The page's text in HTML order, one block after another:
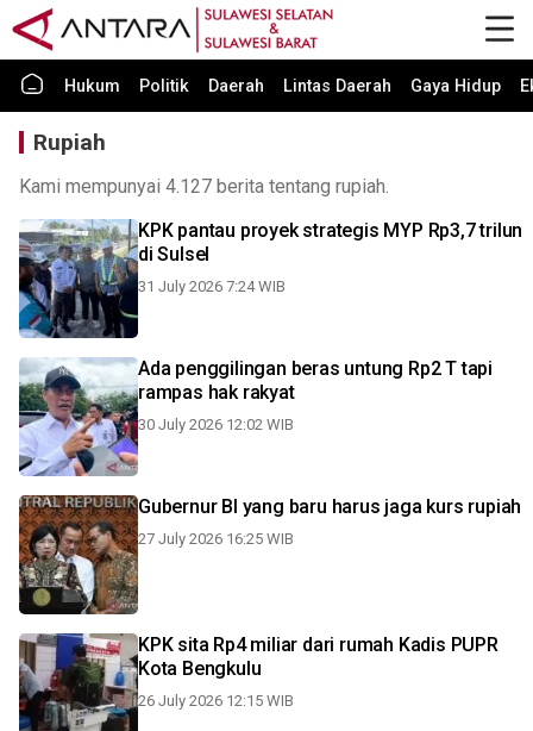
Hukum Politik Daerah Lintas Daerah Gaya Hidup
Rupiah
Kami mempunyai 4.127 berita tentang rupiah.
KPK pantau proyek strategis MYP Rp3,7 trilun
di Sulsel
31 July 2026 7:24 WIB
Ada penggilingan beras untung Rp2 T tapi
rampas hak rakyat
30 July 2026 12:02 WIB
Gubernur BI yang baru harus jaga kurs rupiah
27 July 2026 16:25 WIB
KPK sita Rp4 miliar dari rumah Kadis PUPR
Kota Bengkulu
26 July 2026 12:15 WIB